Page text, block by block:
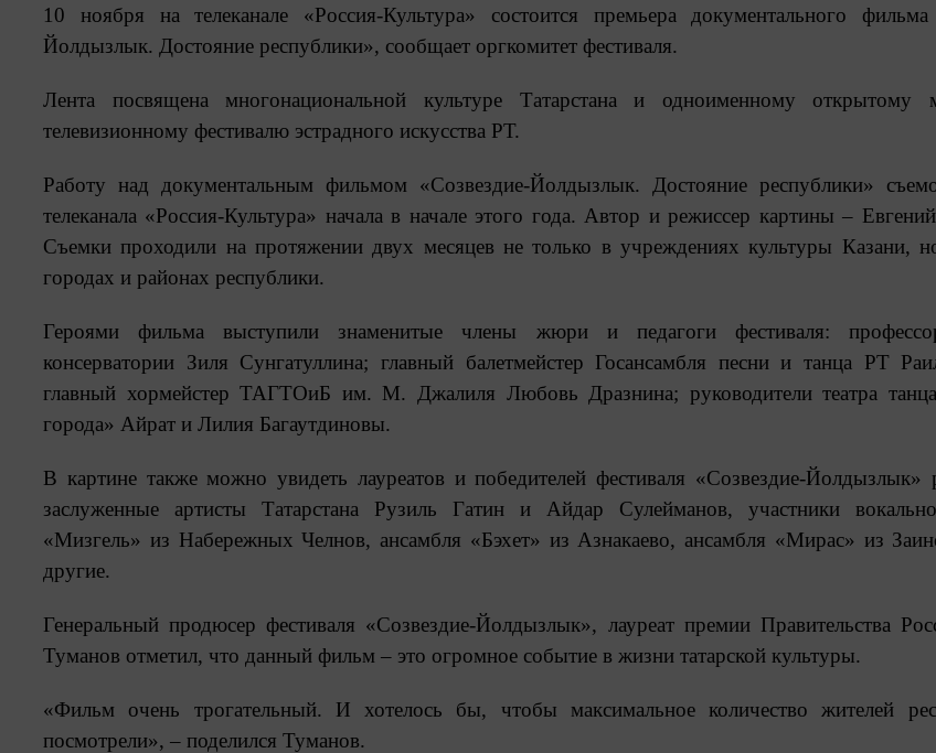
10 ноября на телеканале «Россия-Культура» состоится премьера документального фильма
Йолдызлык. Достояние республики», сообщает оргкомитет фестиваля.
Лента посвящена многонациональной культуре Татарстана и одноименному открытому
телевизионному фестивалю эстрадного искусства РТ.
Работу над документальным фильмом «Созвездие-Йолдызлык. Достояние республики»
телеканала «Россия-Культура» начала в начале этого года. Автор и режиссер картины –
Съемки проходили на протяжении двух месяцев не только в учреждениях культуры Казани,
городах и районах республики.
Героями фильма выступили знаменитые члены жюри и педагоги фестиваля:
консерватории Зиля Сунгатуллина; главный балетмейстер Госансамбля песни и танца РТ
главный хормейстер ТАГТОиБ им. М. Джалиля Любовь Дразнина; руководители театра
города» Айрат и Лилия Багаутдиновы.
В картине также можно увидеть лауреатов и победителей фестиваля «Созвездие-Йолдызлык»
заслуженные артисты Татарстана Рузиль Гатин и Айдар Сулейманов, участники
«Мизгель» из Набережных Челнов, ансамбля «Бэхет» из Азнакаево, ансамбля «Мирас» из
другие.
Генеральный продюсер фестиваля «Созвездие-Йолдызлык», лауреат премии Правительства
Туманов отметил, что данный фильм – это огромное событие в жизни татарской культуры.
«Фильм очень трогательный. И хотелось бы, чтобы максимальное количество жителей
посмотрели», – поделился Туманов.